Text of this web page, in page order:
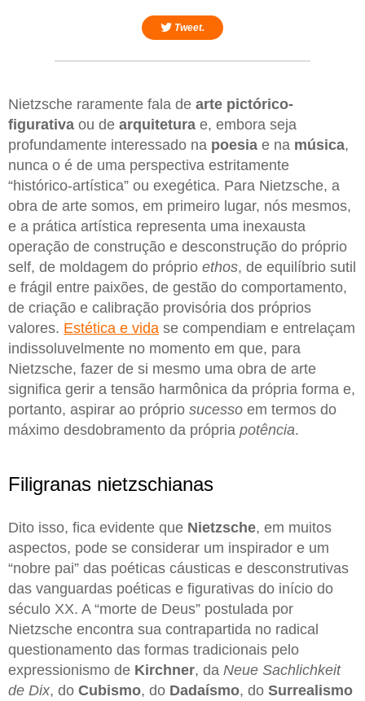
Tweet.
Nietzsche raramente fala de arte pictórico-
figurativa ou de arquitetura e, embora seja
profundamente interessado na poesia e na música,
nunca o é de uma perspectiva estritamente
“histórico-artística” ou exegética. Para Nietzsche, a
obra de arte somos, em primeiro lugar, nós mesmos,
e a prática artística representa uma inexausta
operação de construção e desconstrução do próprio
self, de moldagem do próprio ethos, de equilíbrio sutil
e frágil entre paixões, de gestão do comportamento,
de criação e calibração provisória dos próprios
valores. Estética e vida se compendiam e entrelaçam
indissoluvelmente no momento em que, para
Nietzsche, fazer de si mesmo uma obra de arte
significa gerir a tensão harmônica da própria forma e,
portanto, aspirar ao próprio sucesso em termos do
máximo desdobramento da própria potência.
Filigranas nietzschianas
Dito isso, fica evidente que Nietzsche, em muitos
aspectos, pode se considerar um inspirador e um
“nobre pai” das poéticas cáusticas e desconstrutivas
das vanguardas poéticas e figurativas do início do
século XX. A “morte de Deus” postulada por
Nietzsche encontra sua contrapartida no radical
questionamento das formas tradicionais pelo
expressionismo de Kirchner, da Neue Sachlichkeit
de Dix, do Cubismo, do Dadaísmo, do Surrealismo